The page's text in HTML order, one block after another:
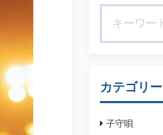
カテゴリー
子守唄